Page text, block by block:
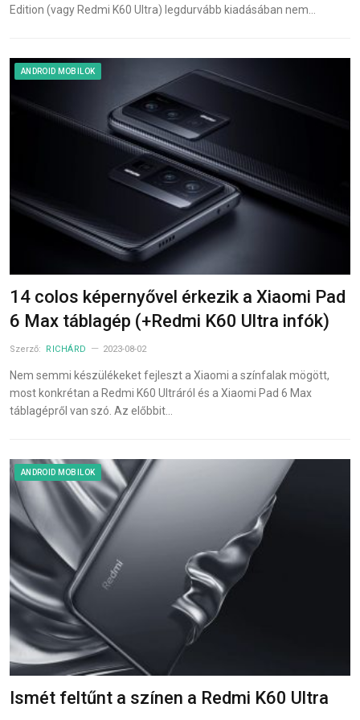
Edition (vagy Redmi K60 Ultra) legdurvább kiadásában nem…
ANDROID MOBILOK
14 colos képernyővel érkezik a Xiaomi Pad
6 Max táblagép (+Redmi K60 Ultra infók)
Szerző: RICHÁRD 2023-08-02
Nem semmi készülékeket fejleszt a Xiaomi a színfalak mögött,
most konkrétan a Redmi K60 Ultráról és a Xiaomi Pad 6 Max
táblagépről van szó. Az előbbit…
ANDROID MOBILOK
Ismét feltűnt a színen a Redmi K60 Ultra